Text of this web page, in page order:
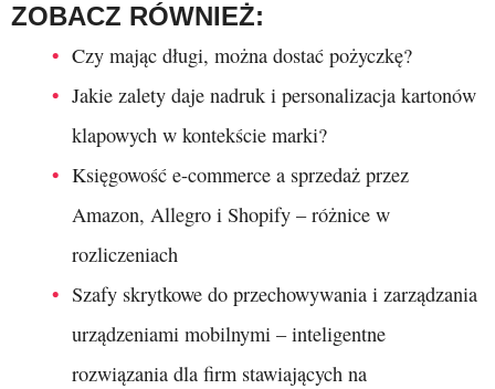
ZOBACZ RÓWNIEŻ:
Czy mając długi, można dostać pożyczkę?
Jakie zalety daje nadruk i personalizacja kartonów
klapowych w kontekście marki?
Księgowość e-commerce a sprzedaż przez
Amazon, Allegro i Shopify – różnice w
rozliczeniach
Szafy skrytkowe do przechowywania i zarządzania
urządzeniami mobilnymi – inteligentne
rozwiązania dla firm stawiających na